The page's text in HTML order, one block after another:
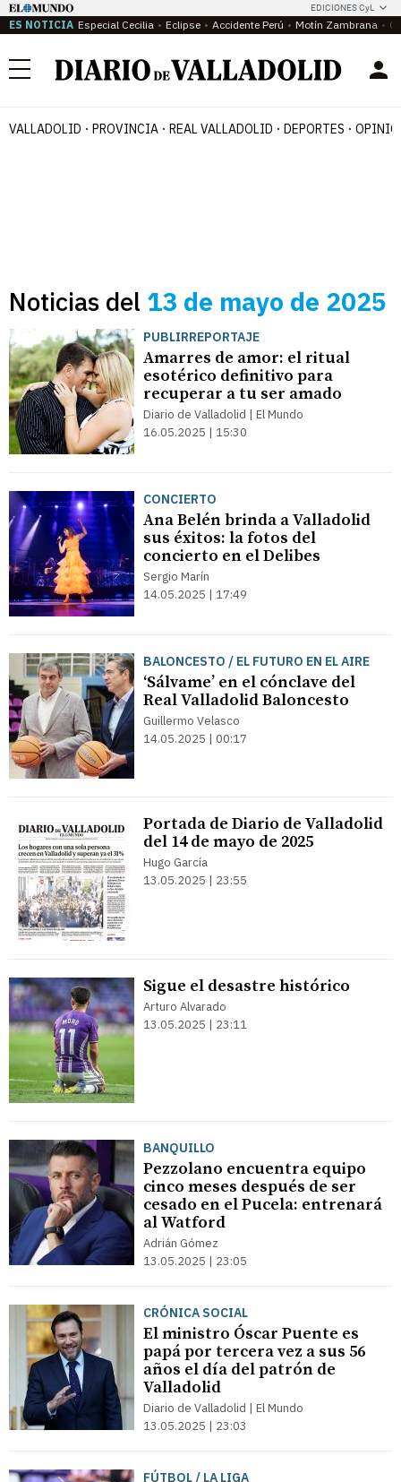
EDICIONES CyL
ES NOTICIA Especial Cecilia Eclipse Accidente Perú Motín Zambrana
Menú
VALLADOLID PROVINCIA REAL VALLADOLID DEPORTES
Noticias del 13 de mayo de 2025
PUBLIRREPORTAJE
Amarres de amor: el ritual
esotérico definitivo para
recuperar a tu ser amado
Diario de Valladolid | El Mundo
16.05.2025 | 15:30
CONCIERTO
Ana Belén brinda a Valladolid
sus éxitos: la fotos del
concierto en el Delibes
Sergio Marín
14.05.2025 | 17:49
BALONCESTO / EL FUTURO EN EL AIRE
‘Sálvame’ en el cónclave del
Real Valladolid Baloncesto
Guillermo Velasco
14.05.2025 | 00:17
Portada de Diario de Valladolid
del 14 de mayo de 2025
Hugo García
13.05.2025 | 23:55
Sigue el desastre histórico
Arturo Alvarado
13.05.2025 | 23:11
BANQUILLO
Pezzolano encuentra equipo
cinco meses después de ser
cesado en el Pucela: entrenará
al Watford
Adrián Gómez
13.05.2025 | 23:05
CRÓNICA SOCIAL
El ministro Óscar Puente es
papá por tercera vez a sus 56
años el día del patrón de
Valladolid
Diario de Valladolid | El Mundo
13.05.2025 | 23:03
FÚTBOL / LA LIGA